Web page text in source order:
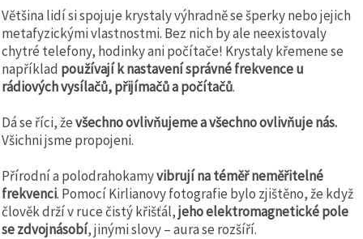
Většina lidí si spojuje krystaly výhradně se šperky nebo jejich
metafyzickými vlastnostmi. Bez nich by ale neexistovaly
chytré telefony, hodinky ani počítače! Krystaly křemene se
například používají k nastavení správné frekvence u
rádiových vysílačů,přijímačů a počítačů.
Dá se říci, ževšechno ovlivňujeme a všechno ovlivňuje nás.
Všichni jsme propojeni.
Přírodní a polodrahokamyvibrují na téměř neměřitelné
frekvenci. Pomocí Kirlianovy fotografie bylo zjištěno, že když
člověk drží v ruce čistý křišťál,jeho elektromagnetické pole
se zdvojnásobí, jinými slovy – aura se rozšíří.